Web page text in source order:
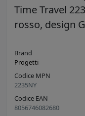
Time Travel
rosso, design
Brand
Progetti
Codice MPN
2235NY
Codice EAN
8056746082680